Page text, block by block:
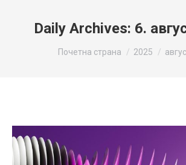
Daily Archives: 6.
You are here:
Почетна страна 2025